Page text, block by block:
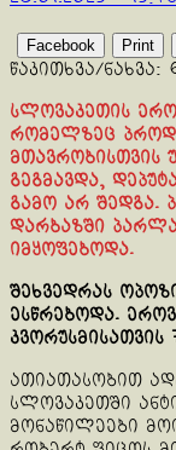
Facebook Print
წაკითხვა/ნახვა:
სლოვაკეთის
რომელზეც
მთავრობისთვის
გეგმავდა,
გამო არ შედგა.
დარბაზში
იმყოფებოდა.
შეხვედრას
ესწრებოდა.
ათიათასობით
სლოვაკეთში
მონაწილეები